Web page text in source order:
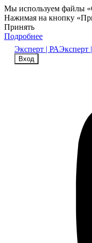
Мы используем файлы
Нажимая на кнопку
Принять
Подробнее
Эксперт | РАЭксперт
Вход